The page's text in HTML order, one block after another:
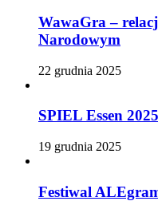
WawaGra –
Narodowym
22 grudnia 2025
SPIEL Essen
19 grudnia 2025
Festiwal